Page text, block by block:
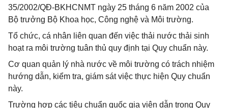
35/2002/QĐ-BKHCNMT ngày 25 tháng 6 năm 2002 của
Bộ trưởng Bộ Khoa học, Công nghệ và Môi trường.
Tổ chức, cá nhân liên quan đến việc thải nước thải sinh
hoạt ra môi trường tuân thủ quy định tại Quy chuẩn này.
Cơ quan quản lý nhà nước về môi trường có trách nhiệm
hướng dẫn, kiểm tra, giám sát việc thực hiện Quy chuẩn
này.
Trường hợp các tiêu chuẩn quốc gia viện dẫn trong Quy